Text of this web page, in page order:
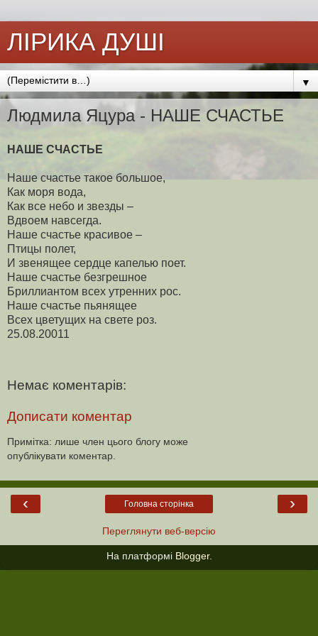
ЛІРИКА ДУШІ
▼
Людмила Яцура - НАШЕ СЧАСТЬЕ
НАШЕ СЧАСТЬЕ
Наше счастье такое большое,
Как моря вода,
Как все небо и звезды –
Вдвоем навсегда.
Наше счастье красивое –
Птицы полет,
И звенящее сердце капелью поет.
Наше счастье безгрешное
Бриллиантом всех утренних рос.
Наше счастье пьянящее
Всех цветущих на свете роз.
25.08.20011
Немає коментарів:
Дописати коментар
Примітка: лише член цього блогу може
опублікувати коментар.
‹ ›
Головна сторінка
Переглянути веб-версію
На платформі Blogger.